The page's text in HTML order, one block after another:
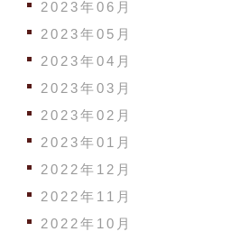
2023年06月
2023年05月
2023年04月
2023年03月
2023年02月
2023年01月
2022年12月
2022年11月
2022年10月